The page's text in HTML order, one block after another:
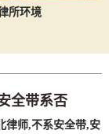
所环境
全带系否
律师,不系安全带,安